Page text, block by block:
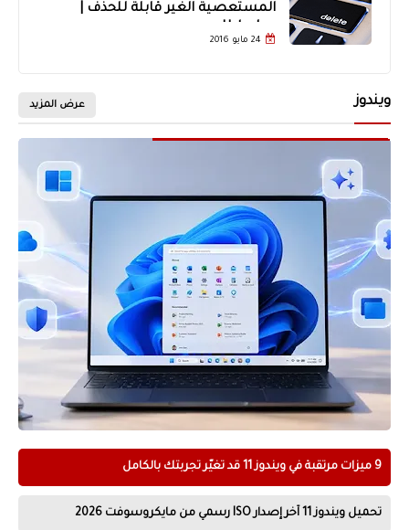
المستعصية الغير قابلة للحذف |
24 مايو 2016
ويندوز عرض المزيد
9 ميزات مرتقبة في ويندوز 11 قد تغيّر تجربتك بالكامل
تحميل ويندوز 11 آخر إصدار ISO رسمي من مايكروسوفت 2026